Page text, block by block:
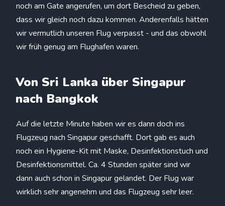
noch am Gate angerufen, um dort Bescheid zu geben,
dass wir gleich noch dazu kommen. Anderenfalls hätten
wir vermutlich unseren Flug verpasst - und das obwohl
wir früh genug am Flughafen waren.
Von Sri Lanka über Singapur
nach Bangkok
Auf die letzte Minute haben wir es dann doch ins
Flugzeug nach Singapur geschafft. Dort gab es auch
noch ein Hygiene-Kit mit Maske, Desinfektionstuch und
Desinfektionsmittel. Ca. 4 Stunden später sind wir
dann auch schon in Singapur gelandet. Der Flug war
wirklich sehr angenehm und das Flugzeug sehr leer.